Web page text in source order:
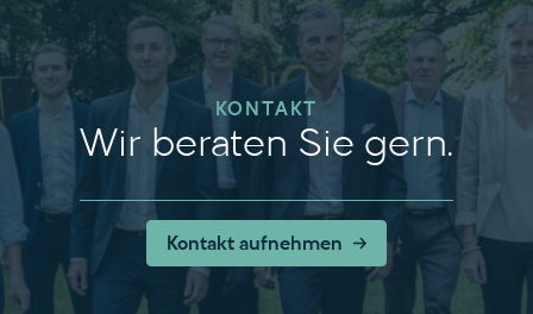
KONTAKT
Wir beraten Sie gern.
Kontakt aufnehmen